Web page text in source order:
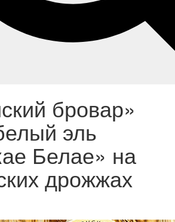
бровар»
эль
Белае» на
дрожжах